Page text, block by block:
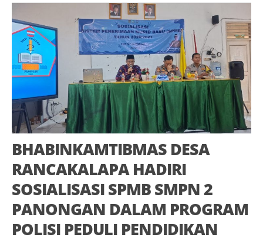
BHABINKAMTIBMAS DESA
RANCAKALAPA HADIRI
SOSIALISASI SPMB SMPN 2
PANONGAN DALAM PROGRAM
POLISI PEDULI PENDIDIKAN